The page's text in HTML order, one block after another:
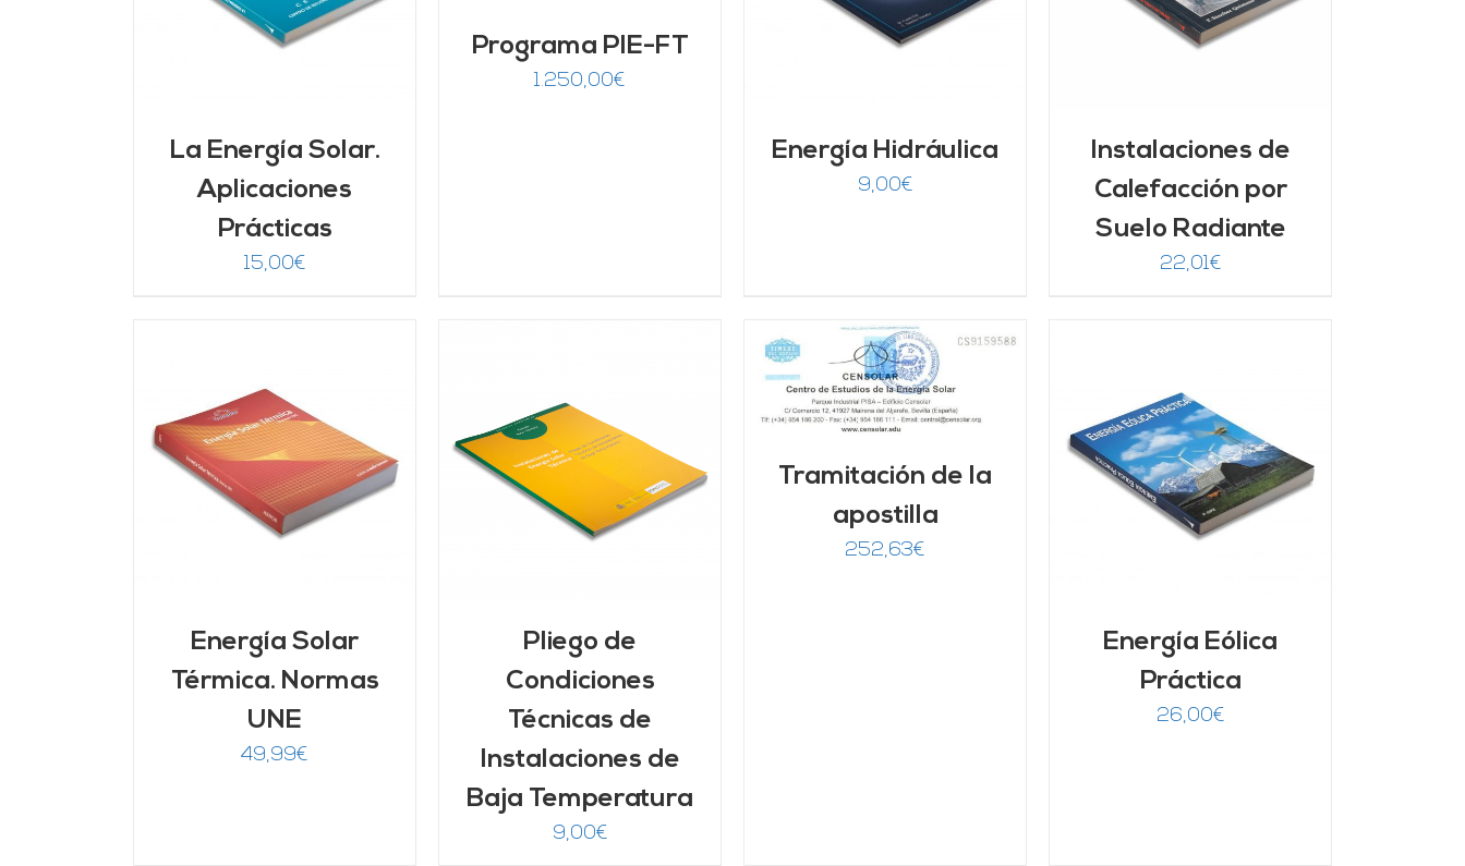
La Energía Solar.
Aplicaciones
Prácticas
15,00€
Programa PIE-FT
1.250,00€
Energía Hidráulica
9,00€
Instalaciones de
Calefacción por
Suelo Radiante
22,01€
Energía Solar
Térmica. Normas
UNE
49,99€
AÑADIR AL CARRITO
/
DETALLES
Pliego de
Condiciones
Técnicas de
Instalaciones de
Baja Temperatura
9,00€
Tramitación de la
apostilla
252,63€
DETALLES
Energía Eólica
Práctica
26,00€